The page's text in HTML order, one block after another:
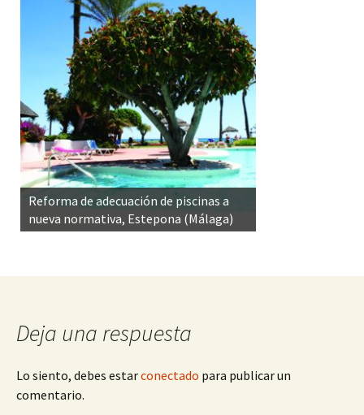
Reforma de adecuación de piscinas a
nueva normativa, Estepona (Málaga)
Deja una respuesta
Lo siento, debes estarconectado para publicar un
comentario.